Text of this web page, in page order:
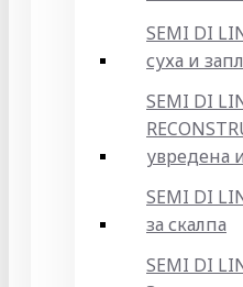
SEMI DI
суха и
SEMI DI
увредена
SEMI DI
за скалпа
SEMI DI